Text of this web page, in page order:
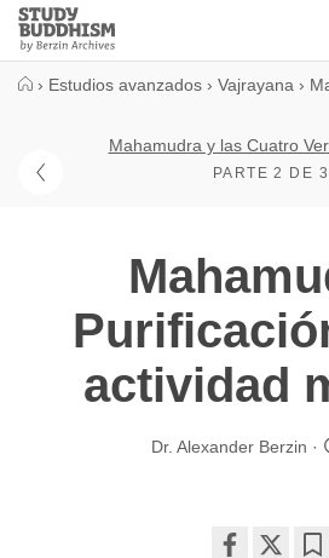
Close
Study
Buddhism
› Estudios avanzados › Vajrayana ›
Mahamudra y las Cuatro
PARTE 2 DE 3
actividad
Dr. Alexander Berzin